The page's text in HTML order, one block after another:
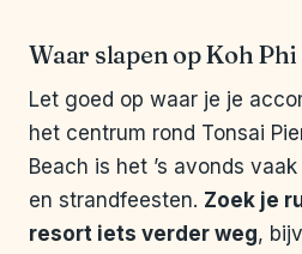
Waar slapen op Koh
Let goed op waar je je
het centrum rond Tonsai
Beach is het ’s avonds
en strandfeesten. Zoek je
resort iets verder weg,